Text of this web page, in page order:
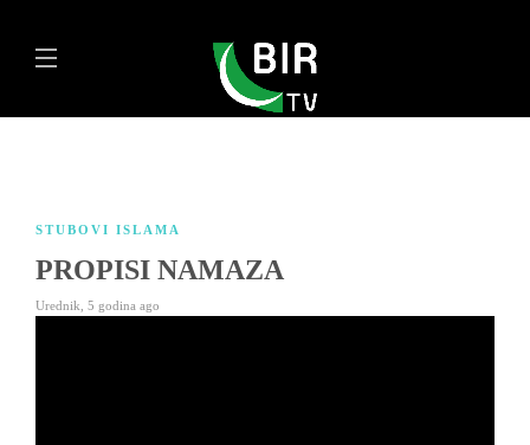
STUBOVI ISLAMA
PROPISI NAMAZA
Urednik 5 godina ago